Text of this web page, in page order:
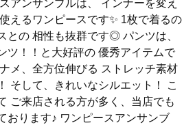
アンサンブルは、 インナーを変え
えるワンピースです✨ 1枚で着るの
との 相性も抜群です◎ パンツは、
ツ！！と大好評の 優秀アイテムで
メ、全方位伸びる ストレッチ素材
そして、きれいなシルエット！ こ
ご来店される方が多く、当店でも
おります♪ ワンピースアンサンブ